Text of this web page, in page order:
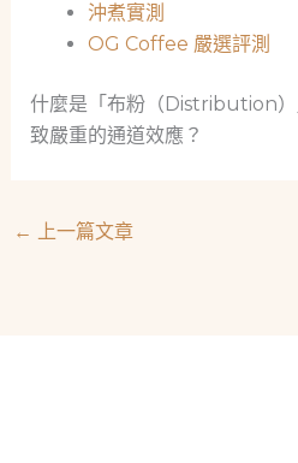
沖煮實測
OG Coffee 嚴選評測
什麼是「布粉（Distribution
致嚴重的通道效應？
← 上一篇文章